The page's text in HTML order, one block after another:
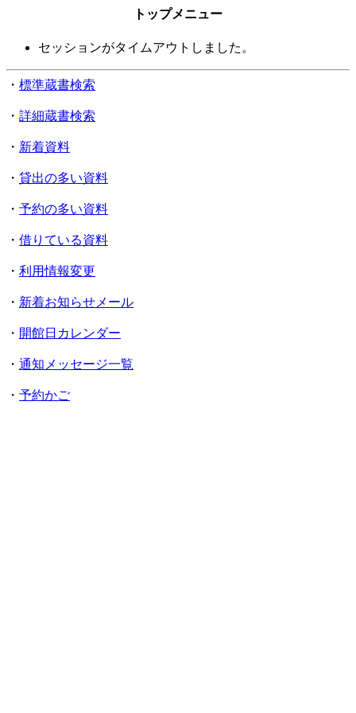
トップメニュー
セッションがタイムアウトしました。
・ 標準蔵書検索
・ 詳細蔵書検索
・ 新着資料
・ 貸出の多い資料
・ 予約の多い資料
・ 借りている資料
・ 利用情報変更
・ 新着お知らせメール
・ 開館日カレンダー
・ 通知メッセージ一覧
・ 予約かご